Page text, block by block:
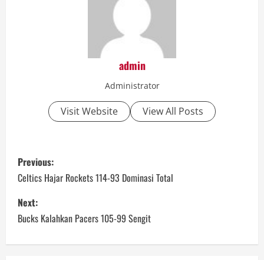
admin
Administrator
Visit Website View All Posts
P
o
s
t
Previous:
Celtics Hajar Rockets 114-93 Dominasi Total
Next:
Bucks Kalahkan Pacers 105-99 Sengit